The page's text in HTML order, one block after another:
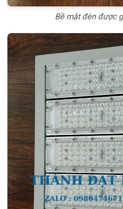
Bề mặt đèn được